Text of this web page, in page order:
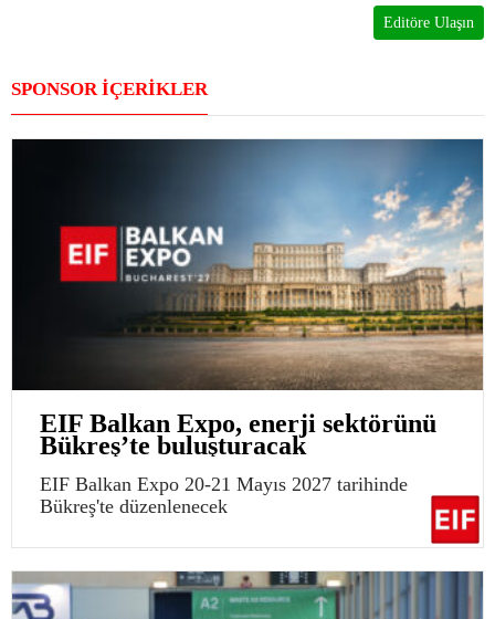
Editöre Ulaşın
SPONSOR İÇERİKLER
EIF Balkan Expo, enerji sektörünü
Bükreş’te buluşturacak
EIF Balkan Expo 20-21 Mayıs 2027 tarihinde
Bükreş'te düzenlenecek